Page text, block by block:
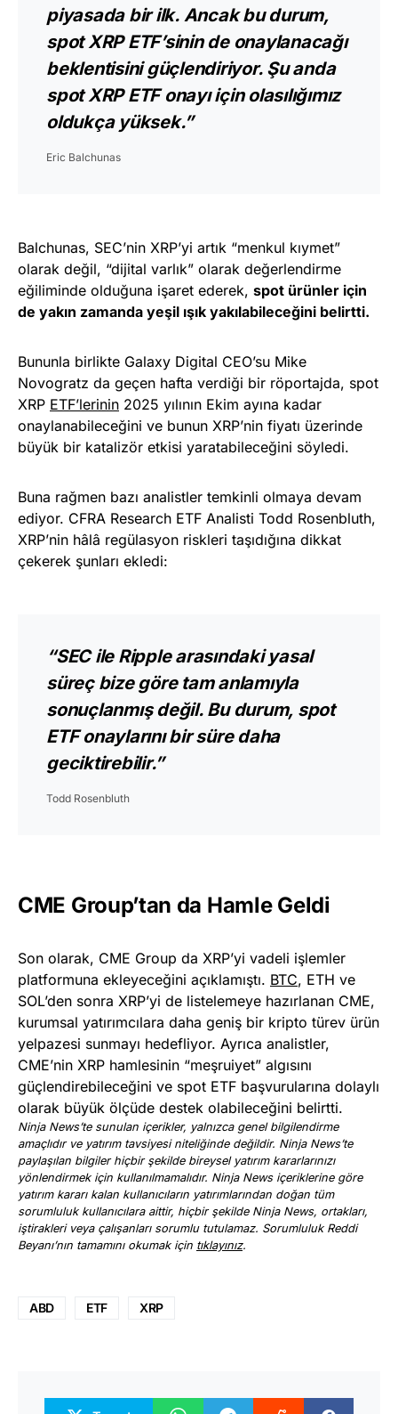
piyasada bir ilk. Ancak bu durum,
spot XRP ETF’sinin de onaylanacağı
beklentisini güçlendiriyor. Şu anda
spot XRP ETF onayı için olasılığımız
oldukça yüksek.”
Eric Balchunas
Balchunas, SEC’nin XRP’yi artık “menkul kıymet”
olarak değil, “dijital varlık” olarak değerlendirme
eğiliminde olduğuna işaret ederek, spot ürünler için
de yakın zamanda yeşil ışık yakılabileceğini belirtti.
Bununla birlikte Galaxy Digital CEO’su Mike
Novogratz da geçen hafta verdiği bir röportajda, spot
XRP ETF’lerinin 2025 yılının Ekim ayına kadar
onaylanabileceğini ve bunun XRP’nin fiyatı üzerinde
büyük bir katalizör etkisi yaratabileceğini söyledi.
Buna rağmen bazı analistler temkinli olmaya devam
ediyor. CFRA Research ETF Analisti Todd Rosenbluth,
XRP’nin hâlâ regülasyon riskleri taşıdığına dikkat
çekerek şunları ekledi:
“SEC ile Ripple arasındaki yasal
süreç bize göre tam anlamıyla
sonuçlanmış değil. Bu durum, spot
ETF onaylarını bir süre daha
geciktirebilir.”
Todd Rosenbluth
CME Group’tan da Hamle Geldi
Son olarak, CME Group da XRP’yi vadeli işlemler
platformuna ekleyeceğini açıklamıştı. BTC, ETH ve
SOL’den sonra XRP’yi de listelemeye hazırlanan CME,
kurumsal yatırımcılara daha geniş bir kripto türev ürün
yelpazesi sunmayı hedefliyor. Ayrıca analistler,
CME’nin XRP hamlesinin “meşruiyet” algısını
güçlendirebileceğini ve spot ETF başvurularına dolaylı
olarak büyük ölçüde destek olabileceğini belirtti.
Ninja News’te sunulan içerikler, yalnızca genel bilgilendirme
amaçlıdır ve yatırım tavsiyesi niteliğinde değildir. Ninja News’te
paylaşılan bilgiler hiçbir şekilde bireysel yatırım kararlarınızı
yönlendirmek için kullanılmamalıdır. Ninja News içeriklerine göre
yatırım kararı kalan kullanıcıların yatırımlarından doğan tüm
sorumluluk kullanıcılara aittir, hiçbir şekilde Ninja News, ortakları,
iştirakleri veya çalışanları sorumlu tutulamaz. Sorumluluk Reddi
Beyanı’nın tamamını okumak için tıklayınız.
ABD ETF XRP